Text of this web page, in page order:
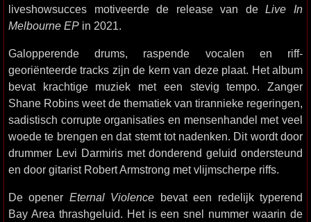
liveshowsucces motiveerde de release van deLive In
Melbourne EP in 2021.
Galopperende drums, raspende vocalen en riff-
georiënteerde tracks zijn de kern van deze plaat. Het album
bevat krachtige muziek met een stevig tempo. Zanger
Shane Robins weet de thematiek van tirannieke regeringen,
sadistisch corrupte organisaties en mensenhandel met veel
woede te brengen en dat stemt tot nadenken. Dit wordt door
drummer Levi Darmiris met donderend geluid ondersteund
en door gitarist Robert Armstrong met vlijmscherpe riffs.
De opener Eternal Violence bevat een redelijk typerend
Bay Area thrashgeluid. Het is een snel nummer waarin de